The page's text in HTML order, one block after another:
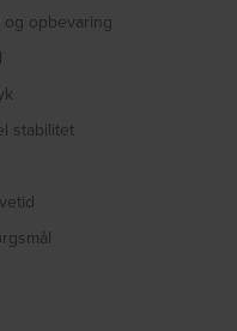
opbevaring
stabilitet